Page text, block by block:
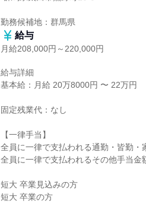
勤務候補地：群馬県
給与
月給208,000円～220,000円
給与詳細
基本給：月給 20万8000円 〜 22万円
固定残業代：なし
【一律手当】
全員に一律で支払われる通勤・皆勤・
全員に一律で支払われるその他手当金
短大 卒業見込みの方
短大 卒業の方